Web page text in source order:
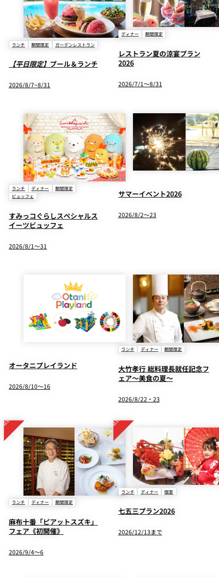
トラ
ン＆
ラウンジ・バー
ザ・ラウンジ
ベイコートカ
フェ
ガーデンレストラン
Garden＜期間
限定＞
ルームサービ
ス
パーティースペース
Tokio
ご案内
個室のご案内
レストランギ
フト券
レストラン夏
の涼宴プラン
誕生日や記念
日のお祝いに
～アニバーサ
リー～
レストランご
法要プラン
チャペルでプ
ロポーズディ
ナープラン
よくあるご質
問
ランチ 期間限定 ガーデンレストラン
【平日限定】 プール＆ランチ
2026/8/7~8/31
ディナー 期間限定
レストラン夏の涼宴プラン
2026
2026/7/1～8/31
ランチ ディナー
期間限定
ビュッフェ
すみっコぐらしスペシャルス
イーツビュッフェ
2026/8/1～31
サマーイベント2026
2026/8/2～23
オータニプレイランド
2026/8/10～16
ランチ ディナー 期間限定
大竹孝行 総料理長就任記念フ
ェア～美食の夏～
2026/8/22・23
ランチ ディナー 期間限定
麻布十番「ピアットスズキ」
フェア《初開催》
2026/9/4～6
ランチ ディナー 個室
七五三プラン2026
2026/12/13まで